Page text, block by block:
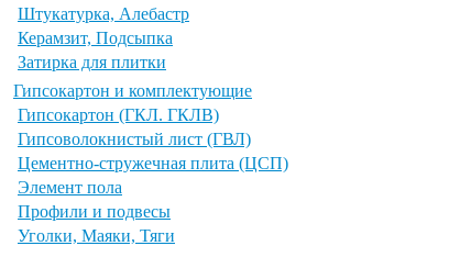
Штукатурка, Алебастр
Керамзит, Подсыпка
Затирка для плитки
Гипсокартон и комплектующие
Гипсокартон (ГКЛ. ГКЛВ)
Гипсоволокнистый лист (ГВЛ)
Цементно-стружечная плита (ЦСП)
Элемент пола
Профили и подвесы
Уголки, Маяки, Тяги